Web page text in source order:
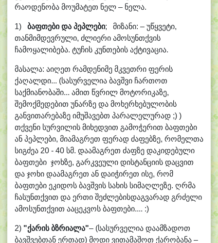
რაოდენობა მოუმატეთ ნელ – ნელა.
1) ბაფთები და პეპლები; მიზანი: – უწყვეტი,
თანმიმდევრული, ძლიერი ამოსუნთქვის
ჩამოყალიბება. ტუჩის კუნთების აქტივაცია.
მასალა: აიღეთ რამდენიმე მკვეთრი ფერის
ქაღალდი... (სასურველია ბავშვი ჩართოთ
საქმიანობაში... ამით წვრილ მოტორიკაზე,
შემოქმედებით უნარზე და მოხერხებულობის
განვითარებაზე იმუშავებთ პარალელურად ;) )
თქვენი სურვილის მიხედვით გამოჭერით ბაფთები
ან პეპლები, მიამაგრეთ ფერად ძაფებზე, რომელთა
სიგძეა 20 - 40 სმ. დაამაგრეთ ძაფზე დაკიდებული
ბაფთები ჯოხზე, გარკვეული დისტანციის დაცვით
და ჯოხი დაამაგრეთ ან დაიჭირეთ ისე, რომ
ბაფთები ეკიდოს ბავშვის სახის სიმაღლეზე. ღრმა
ჩასუნთქვით და ერთი შეძლებისდაგვარად გრძელი
ამოსუნთქვით ააცეკვოს ბაფთები.... :)
2) "ქარისბზრიალა"– (სასურველია დაამზადოთ
ბავშვებთან ერთად) მოდი ვითამაშოთ ქარობანა –